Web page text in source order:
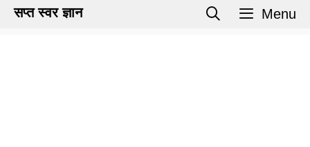
Skipसप्त स्वर ज्ञान Menu